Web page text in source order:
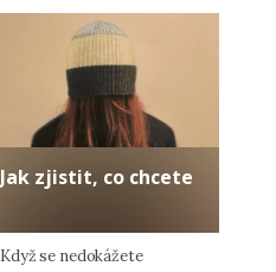
Jak zjistit, co chcete
Když se nedokážete